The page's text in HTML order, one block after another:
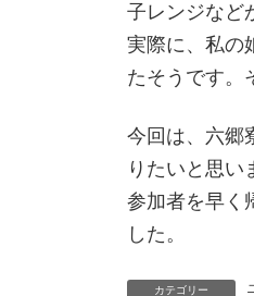
子レンジなど
実際に、私の
たそうです。
今回は、六郷
りたいと思い
参加者を早く
した。
カテゴリー